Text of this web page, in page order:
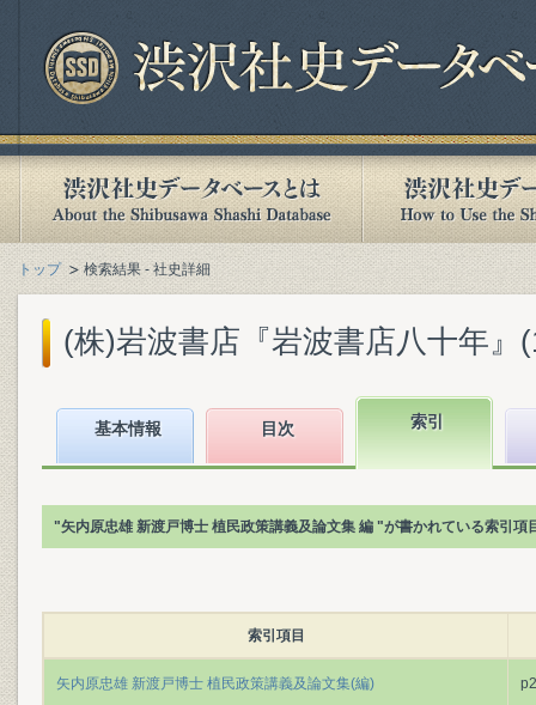
トップ 検索結果 - 社史詳細
(株)岩波書店『岩波書店八十年』
基本情報 目次 索引
"矢内原忠雄 新渡戸博士 植民政策講義及論文集 編 "が書かれている索引項
索引項目
矢内原忠雄 新渡戸博士 植民政策講義及論文集(編)